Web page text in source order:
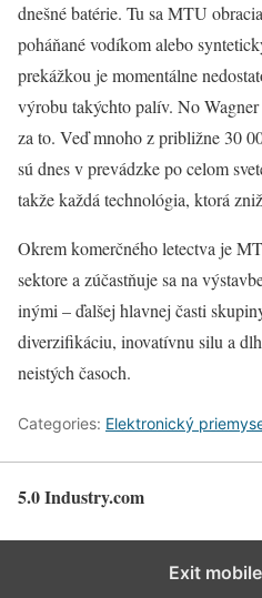
dnešné batérie. Tu sa MTU
poháňané vodíkom alebo
prekážkou je momentálne
výrobu takýchto palív. No
za to. Veď mnoho z približne 30
sú dnes v prevádzke po celom
takže každá technológia, ktorá
Okrem komerčného letectva je
sektore a zúčastňuje sa na
inými – ďalšej hlavnej časti
diverzifikáciu, inovatívnu silu a
neistých časoch.
Categories: Elektronický
5.0 Industry.com
Exit